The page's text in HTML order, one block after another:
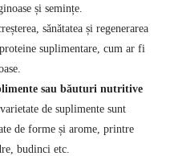
și semințe.
sănătatea și regenerarea
suplimentare, cum ar fi
sau băuturi nutritive
de suplimente sunt
de forme și arome, printre
budinci etc.